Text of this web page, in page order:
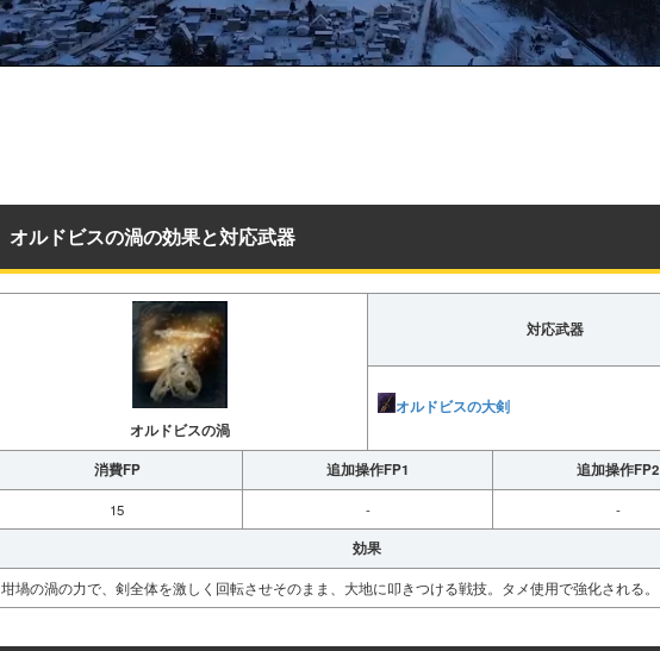
オルドビスの渦の効果と対応武器
オルドビスの渦
対応武器
オルドビスの大剣
消費FP 追加操作FP1 追加操作FP2
15 - -
効果
坩堝の渦の力で、剣全体を激しく回転させそのまま、大地に叩きつける戦技。タメ使用で強化される。